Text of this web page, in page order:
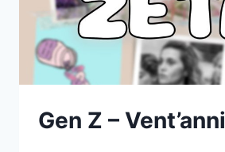
Gen Z – Vent’anni